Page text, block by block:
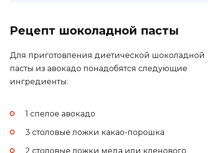
Рецепт шоколадной пасты
Для приготовления диетической шоколадной
пасты из авокадо понадобятся следующие
ингредиенты:
1 спелое авокадо
3 столовые ложки какао-порошка
2 столовые ложки меда или кленового